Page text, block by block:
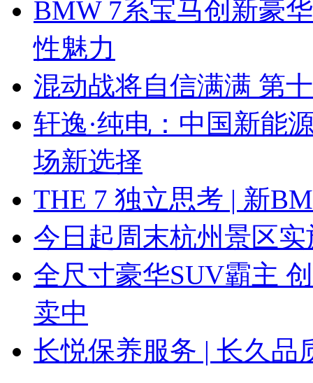
BMW 7系宝马创新豪
性魅力
混动战将自信满满 第
轩逸·纯电：中国新能
场新选择
THE 7 独立思考 | 新
今日起周末杭州景区
全尺寸豪华SUV霸主
卖中
长悦保养服务 | 长久品